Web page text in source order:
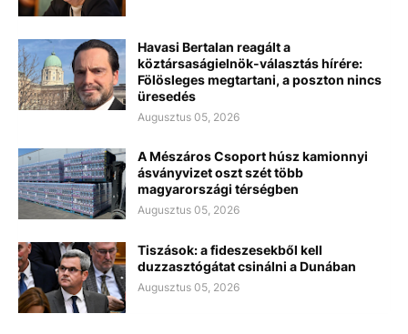
Havasi Bertalan reagált a
köztársaságielnök-választás hírére:
Fölösleges megtartani, a poszton nincs
üresedés
Augusztus 05, 2026
A Mészáros Csoport húsz kamionnyi
ásványvizet oszt szét több
magyarországi térségben
Augusztus 05, 2026
Tiszások: a fideszesekből kell
duzzasztógátat csinálni a Dunában
Augusztus 05, 2026